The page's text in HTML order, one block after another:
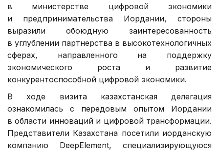
в министерстве цифровой экономики
и предпринимательства Иордании, стороны
выразили обоюдную заинтересованность
в углублении партнерства в высокотехнологичных
сферах, направленного на поддержку
экономического роста и развитие
конкурентоспособной цифровой экономики.
В ходе визита казахстанская делегация
ознакомилась с передовым опытом Иордании
в области инноваций и цифровой трансформации.
Представители Казахстана посетили иорданскую
компанию DeepElement, специализирующуюся